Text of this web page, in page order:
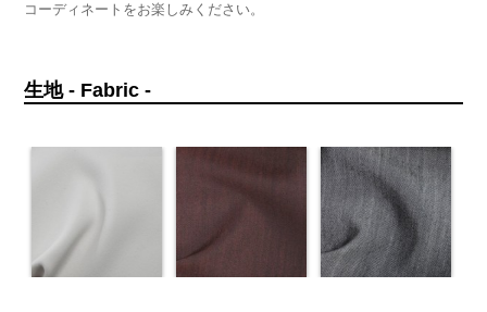
コーディネートをお楽しみください。
生地 - Fabric -